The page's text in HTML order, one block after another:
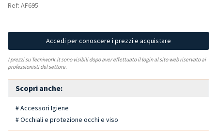
Ref: AF695
Accedi per conoscere i prezzi e acquistare
I prezzi su Tecniwork.it sono visibili dopo aver effettuato il login al sito web riservato ai
professionisti del settore.
Scopri anche:
# Accessori Igiene
# Occhiali e protezione occhi e viso